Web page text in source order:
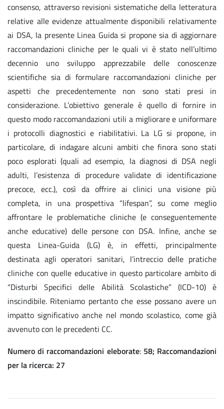
consenso, attraverso revisioni sistematiche della letteratura
relative alle evidenze attualmente disponibili relativamente
ai DSA, la presente Linea Guida si propone sia di aggiornare
raccomandazioni cliniche per le quali vi è stato nell’ultimo
decennio uno sviluppo apprezzabile delle conoscenze
scientifiche sia di formulare raccomandazioni cliniche per
aspetti che precedentemente non sono stati presi in
considerazione. L’obiettivo generale è quello di fornire in
questo modo raccomandazioni utili a migliorare e uniformare
i protocolli diagnostici e riabilitativi. La LG si propone, in
particolare, di indagare alcuni ambiti che finora sono stati
poco esplorati (quali ad esempio, la diagnosi di DSA negli
adulti, l’esistenza di procedure validate di identificazione
precoce, ecc.), così da offrire ai clinici una visione più
completa, in una prospettiva “lifespan”, su come meglio
affrontare le problematiche cliniche (e conseguentemente
anche educative) delle persone con DSA. Infine, anche se
questa Linea-Guida (LG) è, in effetti, principalmente
destinata agli operatori sanitari, l’intreccio delle pratiche
cliniche con quelle educative in questo particolare ambito di
“Disturbi Specifici delle Abilità Scolastiche” (ICD-10) è
inscindibile. Riteniamo pertanto che esse possano avere un
impatto significativo anche nel mondo scolastico, come già
avvenuto con le precedenti CC.
Numero di raccomandazioni eleborate: 58; Raccomandazioni
per la ricerca: 27